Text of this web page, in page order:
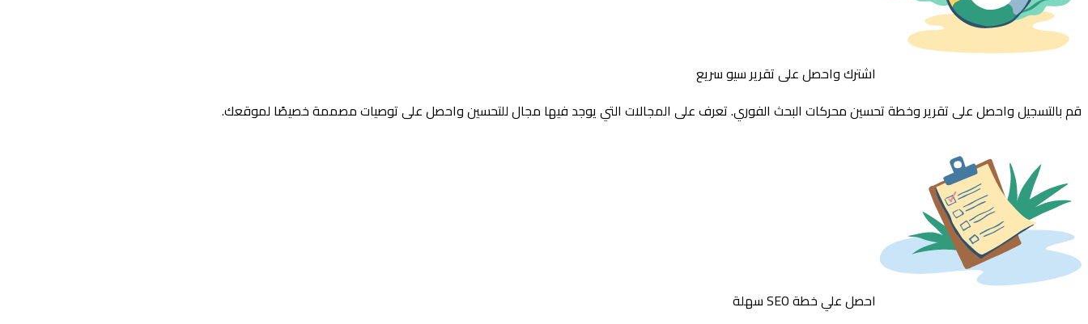
اشترك واحصل على تقرير سيو سريع
قم بالتسجيل واحصل على تقرير وخطة تحسين محركات البحث الفوري. تعرف على المجالات التي يوجد فيها مجال للتحسين واحصل على توصيات مصممة خصيصًا لموقعك.
احصل علي خطة SEO سهلة